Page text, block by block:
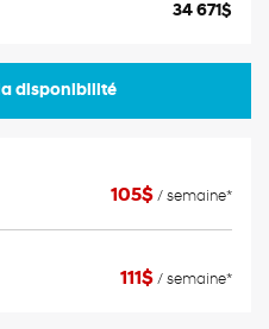
34 671$
disponibilité
105$ / semaine*
111$ / semaine*